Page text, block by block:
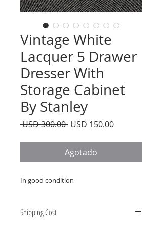
Vintage White
Lacquer 5 Drawer
Dresser With
Storage Cabinet
By Stanley
USD 300.00 Precio
USD 150.00Precio
Agotado
In good condition
Shipping Cost